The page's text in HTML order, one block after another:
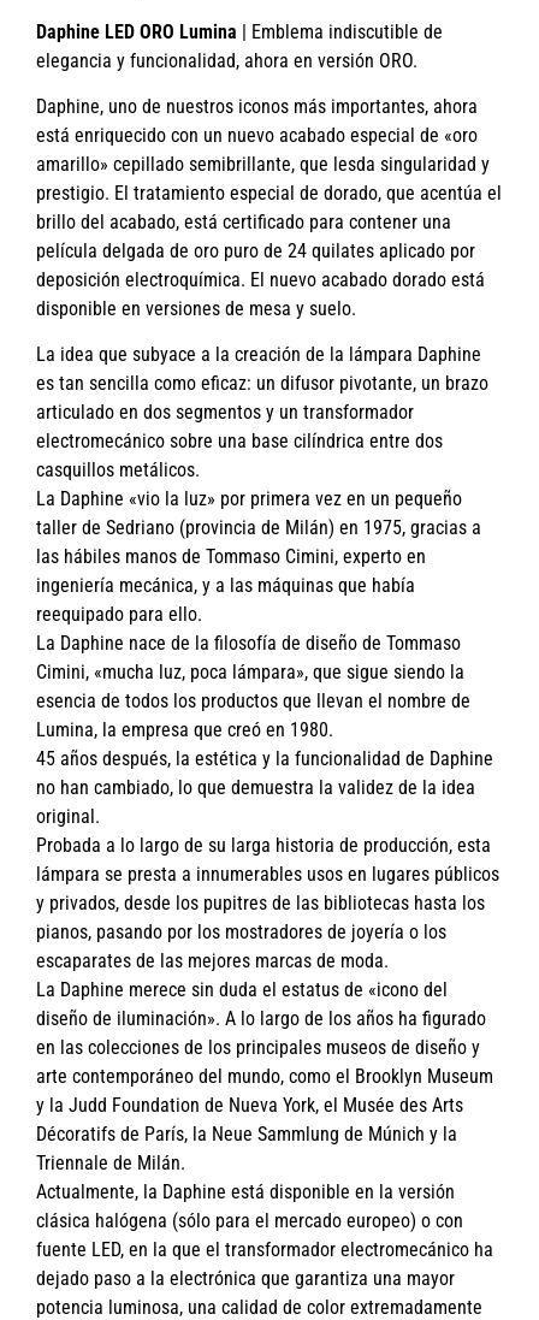
Daphine LED ORO Lumina | Emblema indiscutible de
elegancia y funcionalidad, ahora en versión ORO.
Daphine, uno de nuestros iconos más importantes, ahora
está enriquecido con un nuevo acabado especial de «oro
amarillo» cepillado semibrillante, que lesda singularidad y
prestigio. El tratamiento especial de dorado, que acentúa el
brillo del acabado, está certificado para contener una
película delgada de oro puro de 24 quilates aplicado por
deposición electroquímica. El nuevo acabado dorado está
disponible en versiones de mesa y suelo.
La idea que subyace a la creación de la lámpara Daphine
es tan sencilla como eficaz: un difusor pivotante, un brazo
articulado en dos segmentos y un transformador
electromecánico sobre una base cilíndrica entre dos
casquillos metálicos.
La Daphine «vio la luz» por primera vez en un pequeño
taller de Sedriano (provincia de Milán) en 1975, gracias a
las hábiles manos de Tommaso Cimini, experto en
ingeniería mecánica, y a las máquinas que había
reequipado para ello.
La Daphine nace de la filosofía de diseño de Tommaso
Cimini, «mucha luz, poca lámpara», que sigue siendo la
esencia de todos los productos que llevan el nombre de
Lumina, la empresa que creó en 1980.
45 años después, la estética y la funcionalidad de Daphine
no han cambiado, lo que demuestra la validez de la idea
original.
Probada a lo largo de su larga historia de producción, esta
lámpara se presta a innumerables usos en lugares públicos
y privados, desde los pupitres de las bibliotecas hasta los
pianos, pasando por los mostradores de joyería o los
escaparates de las mejores marcas de moda.
La Daphine merece sin duda el estatus de «icono del
diseño de iluminación». A lo largo de los años ha figurado
en las colecciones de los principales museos de diseño y
arte contemporáneo del mundo, como el Brooklyn Museum
y la Judd Foundation de Nueva York, el Musée des Arts
Décoratifs de París, la Neue Sammlung de Múnich y la
Triennale de Milán.
Actualmente, la Daphine está disponible en la versión
clásica halógena (sólo para el mercado europeo) o con
fuente LED, en la que el transformador electromecánico ha
dejado paso a la electrónica que garantiza una mayor
potencia luminosa, una calidad de color extremadamente